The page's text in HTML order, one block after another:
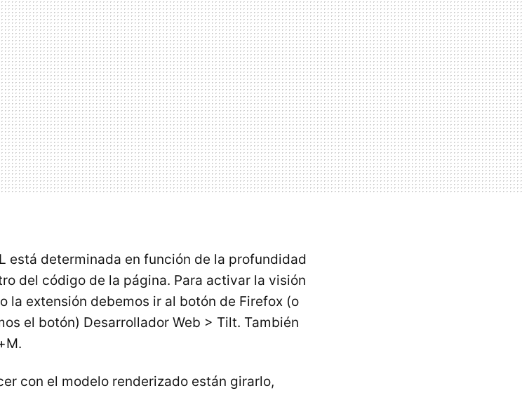
está determinada en función de la profundidad
del código de la página. Para activar la visión
la extensión debemos ir al botón de Firefox (o
el botón) Desarrollador Web > Tilt. También
con el modelo renderizado están girarlo,